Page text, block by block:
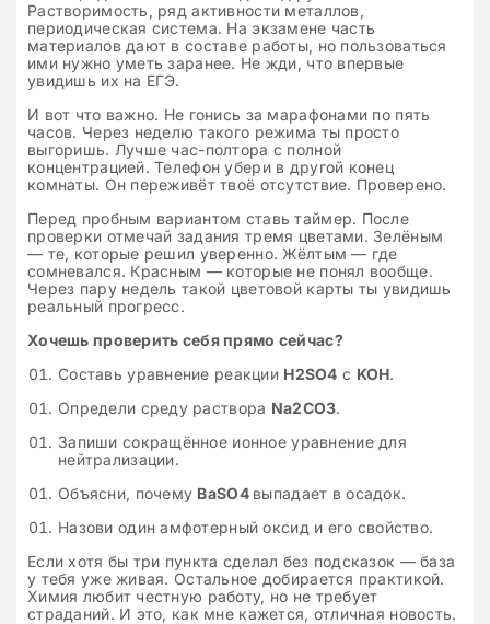
Растворимость, ряд активности металлов,
периодическая система. На экзамене часть
материалов дают в составе работы, но пользоваться
ими нужно уметь заранее. Не жди, что впервые
увидишь их на ЕГЭ.
И вот что важно. Не гонись за марафонами по пять
часов. Через неделю такого режима ты просто
выгоришь. Лучше час-полтора с полной
концентрацией. Телефон убери в другой конец
комнаты. Он переживёт твоё отсутствие. Проверено.
Перед пробным вариантом ставь таймер. После
проверки отмечай задания тремя цветами. Зелёным
— те, которые решил уверенно. Жёлтым — где
сомневался. Красным — которые не понял вообще.
Через пару недель такой цветовой карты ты увидишь
реальный прогресс.
Хочешь проверить себя прямо сейчас?
Составь уравнение реакции H2SO4 с KOH.
Определи среду раствора Na2CO3.
Запиши сокращённое ионное уравнение для
нейтрализации.
Объясни, почему BaSO4 выпадает в осадок.
Назови один амфотерный оксид и его свойство.
Если хотя бы три пункта сделал без подсказок — база
у тебя уже живая. Остальное добирается практикой.
Химия любит честную работу, но не требует
страданий. И это, как мне кажется, отличная новость.